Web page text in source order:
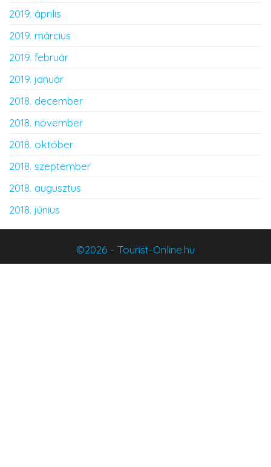
2019. április
2019. március
2019. február
2019. január
2018. december
2018. november
2018. október
2018. szeptember
2018. augusztus
2018. június
©2026 - Tourist-Online.hu